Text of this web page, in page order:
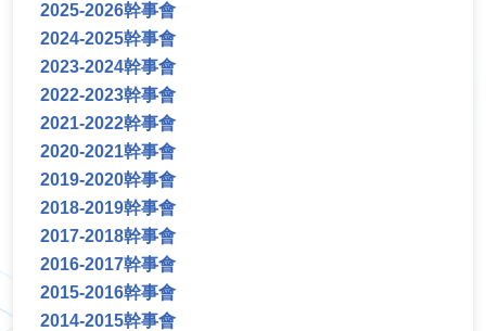
2025-2026幹事會
2024-2025幹事會
2023-2024幹事會
2022-2023幹事會
2021-2022幹事會
2020-2021幹事會
2019-2020幹事會
2018-2019幹事會
2017-2018幹事會
2016-2017幹事會
2015-2016幹事會
2014-2015幹事會